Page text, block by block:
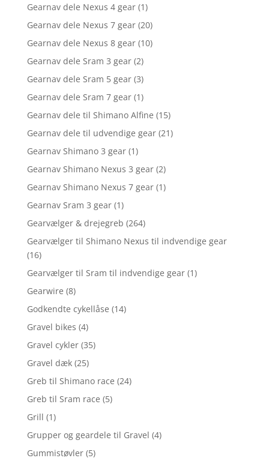
Gearnav dele Nexus 4 gear (1)
Gearnav dele Nexus 7 gear (20)
Gearnav dele Nexus 8 gear (10)
Gearnav dele Sram 3 gear (2)
Gearnav dele Sram 5 gear (3)
Gearnav dele Sram 7 gear (1)
Gearnav dele til Shimano Alfine (15)
Gearnav dele til udvendige gear (21)
Gearnav Shimano 3 gear (1)
Gearnav Shimano Nexus 3 gear (2)
Gearnav Shimano Nexus 7 gear (1)
Gearnav Sram 3 gear (1)
Gearvælger & drejegreb (264)
Gearvælger til Shimano Nexus til indvendige gear
(16)
Gearvælger til Sram til indvendige gear (1)
Gearwire (8)
Godkendte cykellåse (14)
Gravel bikes (4)
Gravel cykler (35)
Gravel dæk (25)
Greb til Shimano race (24)
Greb til Sram race (5)
Grill (1)
Grupper og geardele til Gravel (4)
Gummistøvler (5)